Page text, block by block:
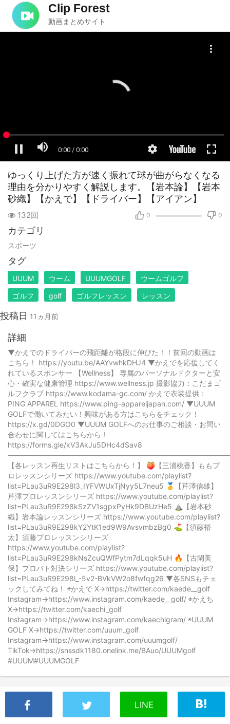
Clip Forest
動画まとめサイト
ゆっくり上げた方が速く振れて球が曲がらなくなる
理由を分かりやすく解説します。【岩本論】【岩本
砂織】【かえで】【ドライバー】【アイアン】
0 0
132回
カテゴリ
スポーツ
タグ
UUUM ウーム UUUMGOLF
ウームゴルフ
ゴルフ
golf ゴルフレッスン レッスン
投稿日 11ヵ月前
詳細
▼かえでのドライバーの飛距離が格段に伸びた！！前回の動画は
こちら！ https://youtu.be/AAYvwhkDHJ4 ▼かえでを応援してく
れているスポンサー 【Wellness】 専属のパーソナルドクターと安
心・確実な健康管理 https://www.wellness.jp 撮影協力：こだまゴ
ルフクラブ https://www.kodama-gc.com/ かえで衣装提供：
PING APPAREL https://www.ping-appareljapan.com/ ▼UUUM
GOLFで働いてみたい！興味がある方はこちらをチェック！
https://x.gd/0DGO0 ▼UUUM GOLFへのお仕事のご相談・お問い
合わせに関してはこちらから！
https://forms.gle/kV3AkJu5DHc4dSav8
【各レッスン再生リストはこちらから！】 🍑【三浦桃香】ももプ
ロレッスンシリーズ https://www.youtube.com/playlist?
list=PLau3uR9E298l3_IYFVWUxTjNyy5L7neu5 🥇【芹澤信雄】
芹澤プロレッスンシリーズ https://www.youtube.com/playlist?
list=PLau3uR9E298kSzZV1sgpxPyHk9DBUzHe5 ⛰️【岩本砂
織】岩本論レッスンシリーズ https://www.youtube.com/playlist?
list=PLau3uR9E298kY2YtK1ed9W9AvsvmbzBg0 ⛳️【須藤裕
太】須藤プロレッスンシリーズ
https://www.youtube.com/playlist?
list=PLau3uR9E298kNsZcuQWfPytm7dLqqk5uH 🔥【古閑美
保】プロバト対決シリーズ https://www.youtube.com/playlist?
list=PLau3uR9E298l_-5v2-BVkVW2o8fwfqg26 ▼各SNSもチェ
ックしてみてね！ ◉かえで X→https://twitter.com/kaede__golf
Instagram→https://www.instagram.com/kaede__golf/ ◉かえち
X→https://twitter.com/kaechi_golf
Instagram→https://www.instagram.com/kaechigram/ ◉UUUM
GOLF X→https://twitter.com/uuum_golf
Instagram→https://www.instagram.com/uuumgolf/
TikTok→https://snssdk1180.onelink.me/BAuo/UUUMgolf
#UUUM#UUUMGOLF
LINE